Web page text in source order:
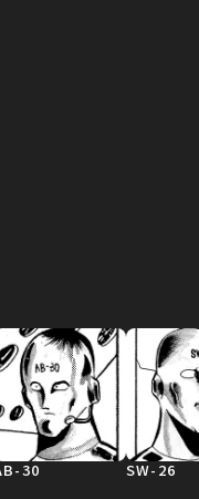
30 SW-26